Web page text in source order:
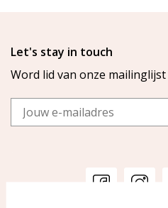
Let's stay in touch
Word lid van onze mailinglijst
Email